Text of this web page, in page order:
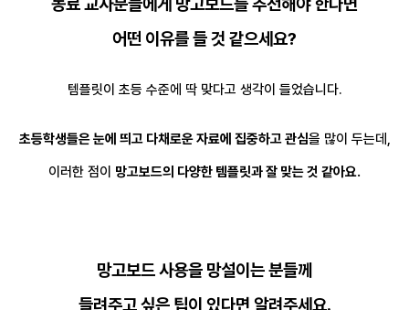
동료 교사분들에게 망고보드를 추천해야 한다면
어떤 이유를 들 것 같으세요?
템플릿이 초등 수준에 딱 맞다고 생각이 들었습니다.
초등학생들은 눈에 띄고 다채로운 자료에 집중하고 관심을 많이 두는데,
이러한 점이 망고보드의 다양한 템플릿과 잘 맞는 것 같아요.
망고보드 사용을 망설이는 분들께
들려주고 싶은 팁이 있다면 알려주세요.